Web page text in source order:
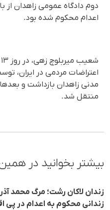
دوم دادگاه عمومی زاهدان از
اعدام محکوم شده بود.
اعتراضات مردمی در ایران،
مدنی زاهدان بازداشت و
منتقل شد.
بیشتر بخوانید در
زندان لاکان رشت؛ مرگ م‍حمد
زندانی م‍حکوم به اعدام در پی